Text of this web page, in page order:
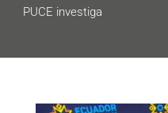
PUCE investiga